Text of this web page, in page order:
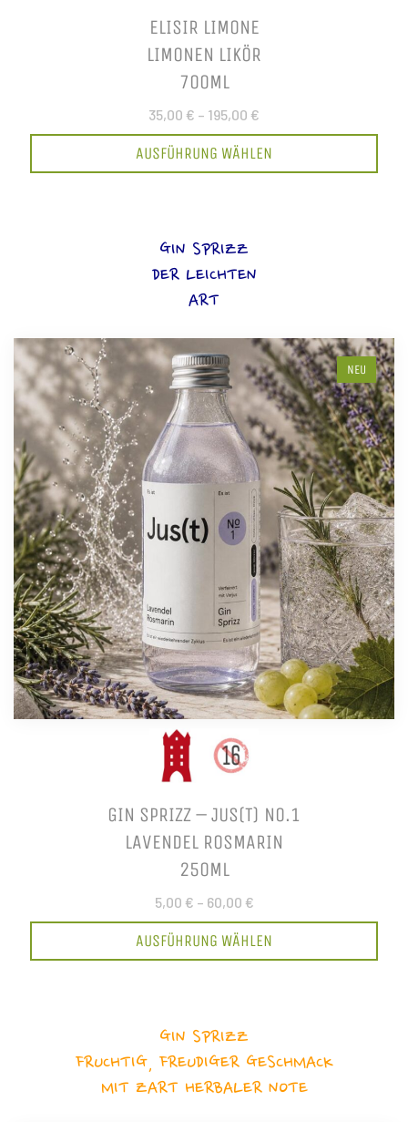
ELISIR LIMONE
LIMONEN LIKÖR
700ML
35,00 € – 195,00 €
AUSFÜHRUNG WÄHLEN
GIN SPRIZZ
DER LEICHTEN
ART
NEU
GIN SPRIZZ – JUS(T) NO.1
LAVENDEL ROSMARIN
250ML
5,00 € – 60,00 €
AUSFÜHRUNG WÄHLEN
GIN SPRIZZ
FRUCHTIG, FREUDIGER GESCHMACK
MIT ZART HERBALER NOTE